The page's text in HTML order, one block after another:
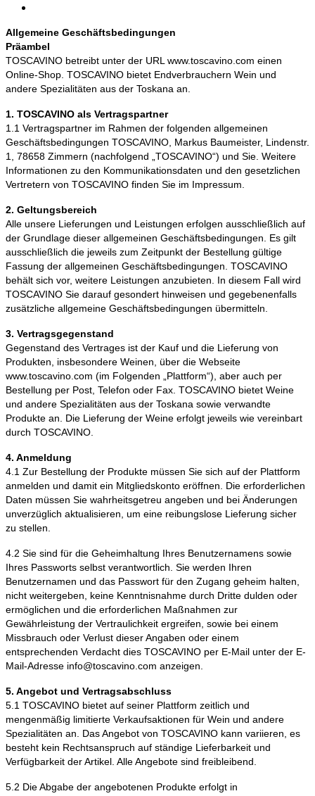
Allgemeine Geschäftsbedingungen
Präambel
TOSCAVINO betreibt unter der URL www.toscavino.com einen
Online-Shop. TOSCAVINO bietet Endverbrauchern Wein und
andere Spezialitäten aus der Toskana an.
1. TOSCAVINO als Vertragspartner
1.1 Vertragspartner im Rahmen der folgenden allgemeinen
Geschäftsbedingungen TOSCAVINO, Markus Baumeister, Lindenstr.
1, 78658 Zimmern (nachfolgend „TOSCAVINO“) und Sie. Weitere
Informationen zu den Kommunikationsdaten und den gesetzlichen
Vertretern von TOSCAVINO finden Sie im Impressum.
2. Geltungsbereich
Alle unsere Lieferungen und Leistungen erfolgen ausschließlich auf
der Grundlage dieser allgemeinen Geschäftsbedingungen. Es gilt
ausschließlich die jeweils zum Zeitpunkt der Bestellung gültige
Fassung der allgemeinen Geschäftsbedingungen. TOSCAVINO
behält sich vor, weitere Leistungen anzubieten. In diesem Fall wird
TOSCAVINO Sie darauf gesondert hinweisen und gegebenenfalls
zusätzliche allgemeine Geschäftsbedingungen übermitteln.
3. Vertragsgegenstand
Gegenstand des Vertrages ist der Kauf und die Lieferung von
Produkten, insbesondere Weinen, über die Webseite
www.toscavino.com (im Folgenden „Plattform“), aber auch per
Bestellung per Post, Telefon oder Fax. TOSCAVINO bietet Weine
und andere Spezialitäten aus der Toskana sowie verwandte
Produkte an. Die Lieferung der Weine erfolgt jeweils wie vereinbart
durch TOSCAVINO.
4. Anmeldung
4.1 Zur Bestellung der Produkte müssen Sie sich auf der Plattform
anmelden und damit ein Mitgliedskonto eröffnen. Die erforderlichen
Daten müssen Sie wahrheitsgetreu angeben und bei Änderungen
unverzüglich aktualisieren, um eine reibungslose Lieferung sicher
zu stellen.
4.2 Sie sind für die Geheimhaltung Ihres Benutzernamens sowie
Ihres Passworts selbst verantwortlich. Sie werden Ihren
Benutzernamen und das Passwort für den Zugang geheim halten,
nicht weitergeben, keine Kenntnisnahme durch Dritte dulden oder
ermöglichen und die erforderlichen Maßnahmen zur
Gewährleistung der Vertraulichkeit ergreifen, sowie bei einem
Missbrauch oder Verlust dieser Angaben oder einem
entsprechenden Verdacht dies TOSCAVINO per E-Mail unter der E-
Mail-Adresse info@toscavino.com anzeigen.
5. Angebot und Vertragsabschluss
5.1 TOSCAVINO bietet auf seiner Plattform zeitlich und
mengenmäßig limitierte Verkaufsaktionen für Wein und andere
Spezialitäten an. Das Angebot von TOSCAVINO kann variieren, es
besteht kein Rechtsanspruch auf ständige Lieferbarkeit und
Verfügbarkeit der Artikel. Alle Angebote sind freibleibend.
5.2 Die Abgabe der angebotenen Produkte erfolgt in